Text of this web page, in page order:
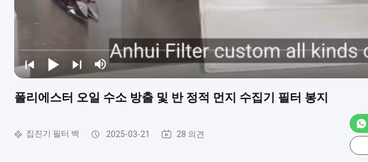
폴리에스터 오일 수소 방출 및 반 정적 먼지 수집기 필터 봉지
집진기 필터 백 2025-03-21 28 의견